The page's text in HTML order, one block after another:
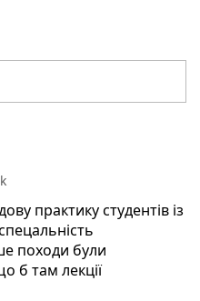
практику студентів із
походи були
б там лекції